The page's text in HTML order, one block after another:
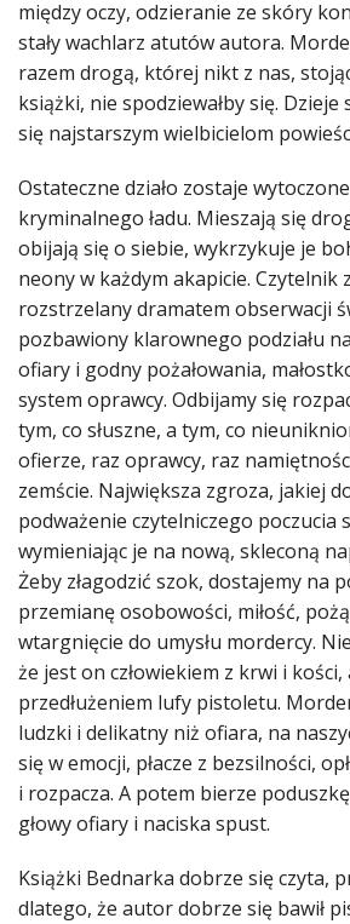
między oczy, odzieranie ze skóry
stały wachlarz atutów autora.
razem drogą, której nikt z nas,
książki, nie spodziewałby się. Dzieje
się najstarszym wielbicielom
Ostateczne działo zostaje
kryminalnego ładu. Mieszają się
obijają się o siebie, wykrzykuje je
neony w każdym akapicie. Czytelnik
rozstrzelany dramatem obserwacji
pozbawiony klarownego podziału
ofiary i godny pożałowania,
system oprawcy. Odbijamy się
tym, co słuszne, a tym, co
ofierze, raz oprawcy, raz
zemście. Największa zgroza, jakiej
podważenie czytelniczego poczucia
wymieniając je na nową, skleconą
Żeby złagodzić szok, dostajemy na
przemianę osobowości, miłość,
wtargnięcie do umysłu mordercy.
że jest on człowiekiem z krwi i kości,
przedłużeniem lufy pistoletu.
ludzki i delikatny niż ofiara, na
się w emocji, płacze z bezsilności,
i rozpacza. A potem bierze
głowy ofiary i naciska spust.
Książki Bednarka dobrze się czyta,
dlatego, że autor dobrze się bawił